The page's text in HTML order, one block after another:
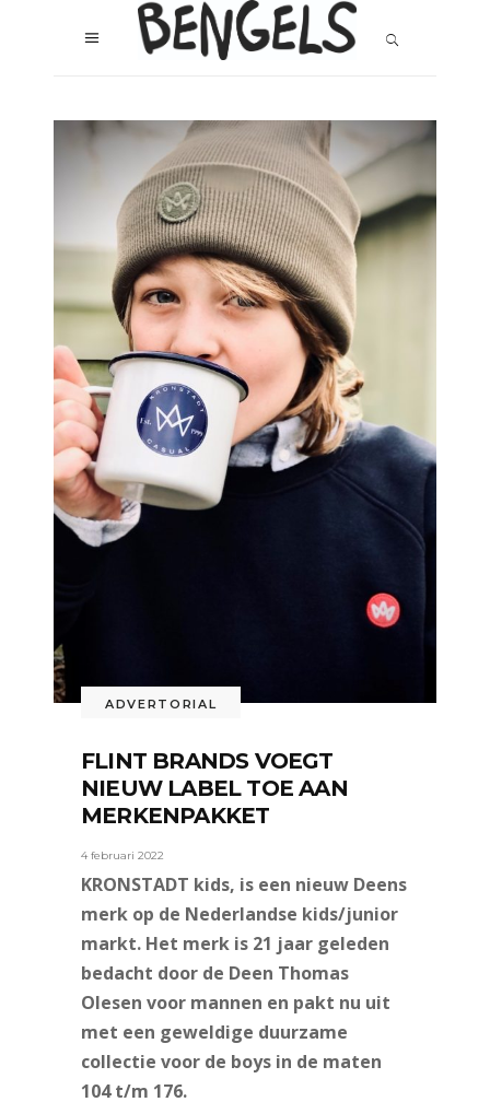
ADVERTORIAL
FLINT BRANDS VOEGT
NIEUW LABEL TOE AAN
MERKENPAKKET
4 februari 2022
KRONSTADT kids, is een nieuw Deens
merk op de Nederlandse kids/junior
markt. Het merk is 21 jaar geleden
bedacht door de Deen Thomas
Olesen voor mannen en pakt nu uit
met een geweldige duurzame
collectie voor de boys in de maten
104 t/m 176.